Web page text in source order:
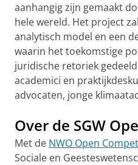
aanhangig zijn gemaakt
hele wereld. Het project
analytisch model en een
waarin het toekomstige
juridische retoriek
academici en
advocaten, jonge
Over de SGW
Met de NWO Open
Sociale en